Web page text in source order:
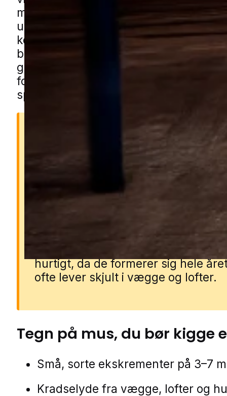
mindre bygninger som skure, garager
udhuse. Haver med hække, buskads
kompost kan også give gode forhold
boligen. Du kan få musehjælp i
gennem vores lokale partnere. Udfyld
formularen, så forbinder vi dig med
specialist.
Derfor er mus farlige
Mus kan sprede bakterier og
gennem deres urin, ekskrementer
pels. De gnaver i ledninger,
kortslutninger, brandfare og
skader. Et museproblem breder sig
hurtigt, da de formerer sig hele
ofte lever skjult i vægge og lofter.
Tegn på mus, du bør kigge
Små, sorte ekskrementer på 3–7
Kradselyde fra vægge, lofter og